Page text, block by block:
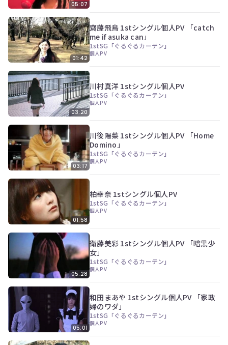
す。
今
す
ぐ
会
員
登
録
す
る
05:07
01:42
齋藤飛鳥 1stシングル個人PV 「catch
me if asuka can」
1stSG「ぐるぐるカーテン」
個人PV
03:20
川村真洋 1stシングル個人PV
1stSG「ぐるぐるカーテン」
個人PV
03:17
川後陽菜 1stシングル個人PV 「Home
Domino」
1stSG「ぐるぐるカーテン」
個人PV
01:58
柏幸奈 1stシングル個人PV
1stSG「ぐるぐるカーテン」
個人PV
05:28
衛藤美彩 1stシングル個人PV 「暗黒少
女」
1stSG「ぐるぐるカーテン」
個人PV
05:01
和田まあや 1stシングル個人PV 「家政
婦のワダ」
1stSG「ぐるぐるカーテン」
個人PV